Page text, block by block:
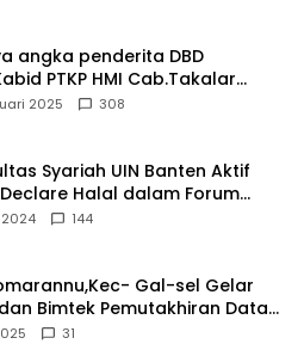
angka penderita DBD
PTKP HMI Cab.Takalar
2025 308
Syariah UIN Banten Aktif
Halal dalam Forum
MUI
144
Gal-sel Gelar
Bimtek Pemutakhiran Data
31